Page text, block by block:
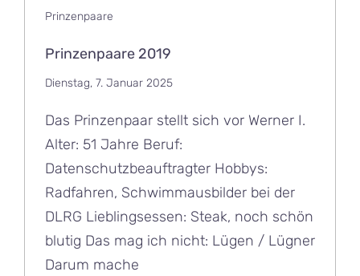
Prinzenpaare
Prinzenpaare 2019
Dienstag, 7. Januar 2025
Das Prinzenpaar stellt sich vor Werner I.
Alter: 51 Jahre Beruf:
Datenschutzbeauftragter Hobbys:
Radfahren, Schwimmausbilder bei der
DLRG Lieblingsessen: Steak, noch schön
blutig Das mag ich nicht: Lügen / Lügner
Darum mache